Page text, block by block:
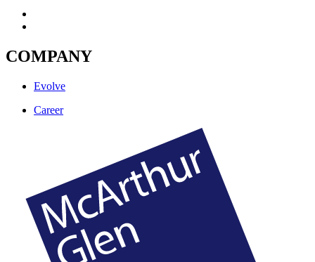
COMPANY
Evolve
Career